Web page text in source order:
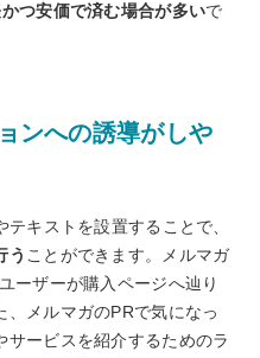
つ安価で済む場合が多いで
ンへの誘導がしや
キストを設置することで、
う ことができます。メルマガ
ーザーが購入ページへ辿り
メルマガのPRで気になっ
サービスを紹介するためのラ